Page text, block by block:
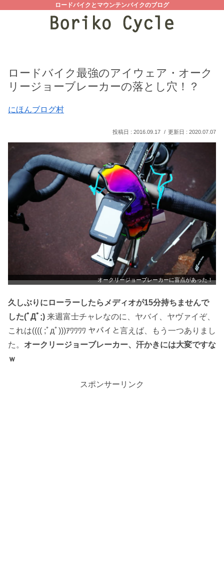
ロードバイクとマウンテンバイクのブログ
ロードバイク最強のアイウェア・オーク
リージョーブレーカーの落とし穴！？
にほんブログ村
2016.09.17 2020.07.07
オークリージョーブレーカーに盲点があった！
久しぶりにローラーしたらメディオが15分持ちませんで
した(ﾟДﾟ;) 来週富士チャレなのに、ヤバイ、ヤヴァイぞ、
これは(((( ;ﾟдﾟ)))ｱﾜﾜﾜﾜ ヤバイと言えば、もう一つありまし
た。 オークリージョーブレーカー、汗かきには大変ですな
ｗ
スポンサーリンク